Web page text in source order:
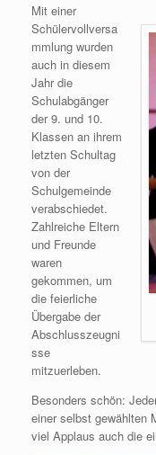
Mit einer
Schülervollversa
mmlung wurden
auch in diesem
Jahr die
Schulabgänger
der 9. und 10.
Klassen an ihrem
letzten Schultag
von der
Schulgemeinde
verabschiedet.
Zahlreiche Eltern
und Freunde
waren
gekommen, um
die feierliche
Übergabe der
Abschlusszeugni
sse
mitzuerleben.
Besonders schön:
einer selbst gewählten
viel Applaus auch die